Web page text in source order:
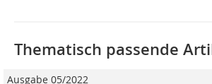
Thematisch passende
Ausgabe 05/2022